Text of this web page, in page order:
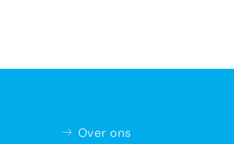
Over ons